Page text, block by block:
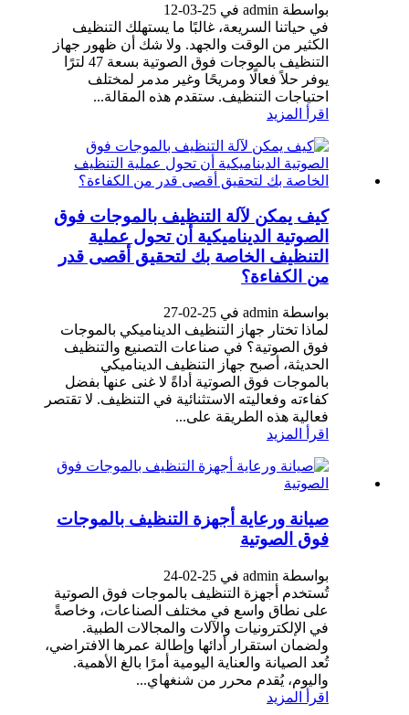
بواسطة admin في 25-03-12
في حياتنا السريعة، غالبًا ما يستهلك التنظيف
الكثير من الوقت والجهد. ولا شك أن ظهور جهاز
التنظيف بالموجات فوق الصوتية بسعة 47 لترًا
يوفر حلاً فعالًا ومريحًا وغير مدمر لمختلف
احتياجات التنظيف. ستقدم هذه المقالة...
اقرأ المزيد
كيف يمكن لآلة التنظيف بالموجات فوق
الصوتية الديناميكية أن تحول عملية
التنظيف الخاصة بك لتحقيق أقصى قدر
من الكفاءة؟
بواسطة admin في 25-02-27
لماذا تختار جهاز التنظيف الديناميكي بالموجات
فوق الصوتية؟ في صناعات التصنيع والتنظيف
الحديثة، أصبح جهاز التنظيف الديناميكي
بالموجات فوق الصوتية أداةً لا غنى عنها بفضل
كفاءته وفعاليته الاستثنائية في التنظيف. لا تقتصر
فعالية هذه الطريقة على...
اقرأ المزيد
صيانة ورعاية أجهزة التنظيف بالموجات
فوق الصوتية
بواسطة admin في 25-02-24
تُستخدم أجهزة التنظيف بالموجات فوق الصوتية
على نطاق واسع في مختلف الصناعات، وخاصةً
في الإلكترونيات والآلات والمجالات الطبية.
ولضمان استقرار أدائها وإطالة عمرها الافتراضي،
تُعد الصيانة والعناية اليومية أمرًا بالغ الأهمية.
واليوم، يُقدم محرر من شنغهاي...
اقرأ المزيد